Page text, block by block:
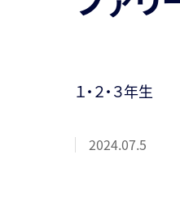
１・２・３年生
2024.07.5